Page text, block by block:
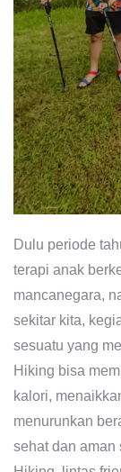
Dulu periode
terapi anak
mancanegara,
sekitar kita,
sesuatu yang
Hiking bisa
kalori,
menurunkan
sehat dan aman